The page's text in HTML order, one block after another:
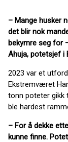
– Mange husker
det blir nok
bekymre seg for
Ahuja, potetsjef i
2023 var et
Ekstremværet
tonn poteter gikk
ble hardest
– For å dekke
kunne finne.